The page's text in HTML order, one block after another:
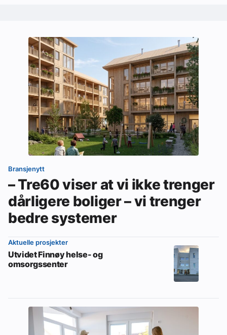
Bransjenytt
– Tre60 viser at vi ikke trenger
dårligere boliger – vi trenger
bedre systemer
Aktuelle prosjekter
Utvidet Finnøy helse- og
omsorgssenter